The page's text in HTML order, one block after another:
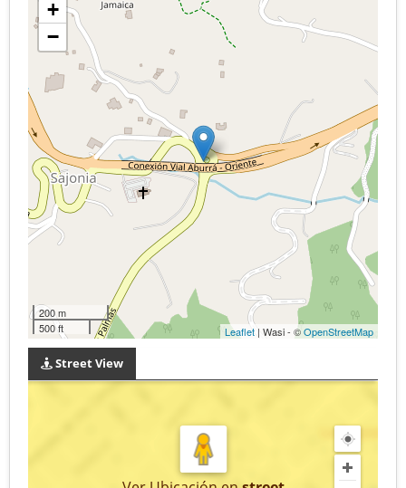
+
−
200 m
500 ft
Leaflet | Wasi - ©OpenStreetMap
Street View